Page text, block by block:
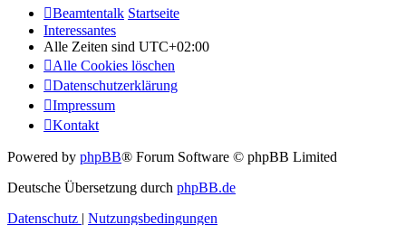
Beamtentalk Startseite
Interessantes
Alle Zeiten sind UTC+02:00
Alle Cookies löschen
Datenschutzerklärung
Impressum
Kontakt
Powered by phpBB® Forum Software © phpBB Limited
Deutsche Übersetzung durch phpBB.de
Datenschutz | Nutzungsbedingungen